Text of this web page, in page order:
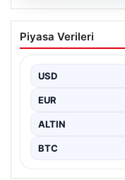
05.08.2026
FED faiz
Nisan ayı faiz
Piyasa Verileri
USD
EUR
ALTIN
BTC